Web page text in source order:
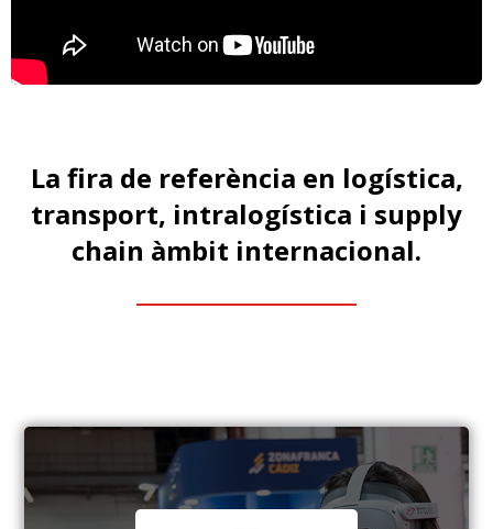
La fira de referència en logística,
transport, intralogística i supply
chain àmbit internacional.